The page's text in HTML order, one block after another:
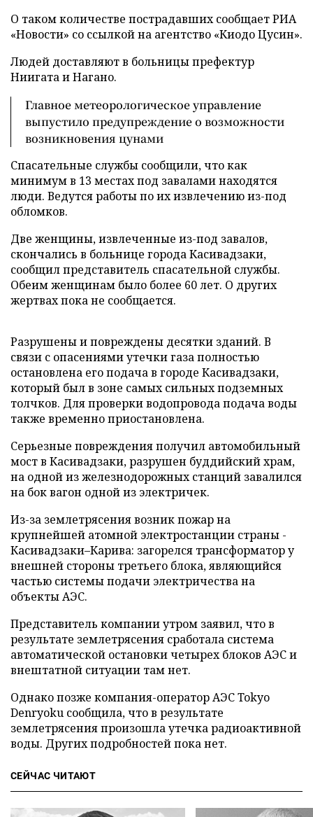
О таком количестве пострадавших сообщает РИА
«Новости» со ссылкой на агентство «Киодо Цусин».
Людей доставляют в больницы префектур
Ниигата и Нагано.
Главное метеорологическое управление
выпустило предупреждение о возможности
возникновения цунами
Спасательные службы сообщили, что как
минимум в 13 местах под завалами находятся
люди. Ведутся работы по их извлечению из-под
обломков.
Две женщины, извлеченные из-под завалов,
скончались в больнице города Касивадзаки,
сообщил представитель спасательной службы.
Обеим женщинам было более 60 лет. О других
жертвах пока не сообщается.
Разрушены и повреждены десятки зданий. В
связи с опасениями утечки газа полностью
остановлена его подача в городе Касивадзаки,
который был в зоне самых сильных подземных
толчков. Для проверки водопровода подача воды
также временно приостановлена.
Серьезные повреждения получил автомобильный
мост в Касивадзаки, разрушен буддийский храм,
на одной из железнодорожных станций завалился
на бок вагон одной из электричек.
Из-за землетрясения возник пожар на
крупнейшей атомной электростанции страны -
Касивадзаки–Карива: загорелся трансформатор у
внешней стороны третьего блока, являющийся
частью системы подачи электричества на
объекты АЭС.
Представитель компании утром заявил, что в
результате землетрясения сработала система
автоматической остановки четырех блоков АЭС и
внештатной ситуации там нет.
Однако позже компания-оператор АЭС Tokyo
Denryoku сообщила, что в результате
землетрясения произошла утечка радиоактивной
воды. Других подробностей пока нет.
СЕЙЧАС ЧИТАЮТ